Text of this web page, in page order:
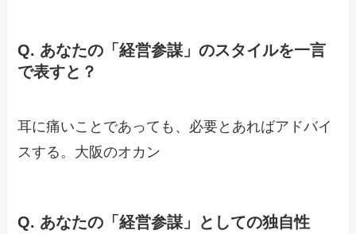
Q. あなたの「経営参謀」のスタイルを一言
で表すと？
耳に痛いことであっても、必要とあればアドバイ
スする。大阪のオカン
Q. あなたの「経営参謀」としての独自性